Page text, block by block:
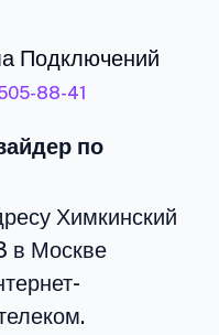
Подключений
88-41
по
Химкинский
в Москве